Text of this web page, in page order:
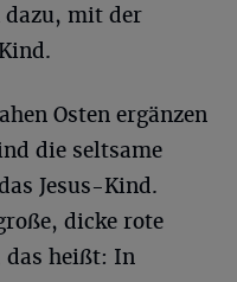
dazu, mit der
Osten ergänzen
die seltsame
Jesus-Kind.
dicke rote
das heißt: In